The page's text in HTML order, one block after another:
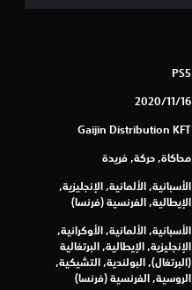
م
0
2
7
6
PS5
16‏/11‏/2020
Gaijin Distribution KFT
محاكاة, حركة, فريدة
الأسبانية, الألمانية, الإنجليزية,
الإيطالية, الفرنسية (فرنسا)
الأسبانية, الألمانية, الأوكرانية,
الإنجليزية, الإيطالية, البرتغالية
(البرتغال), البولندية, التشيكية,
الروسية, الفرنسية (فرنسا)